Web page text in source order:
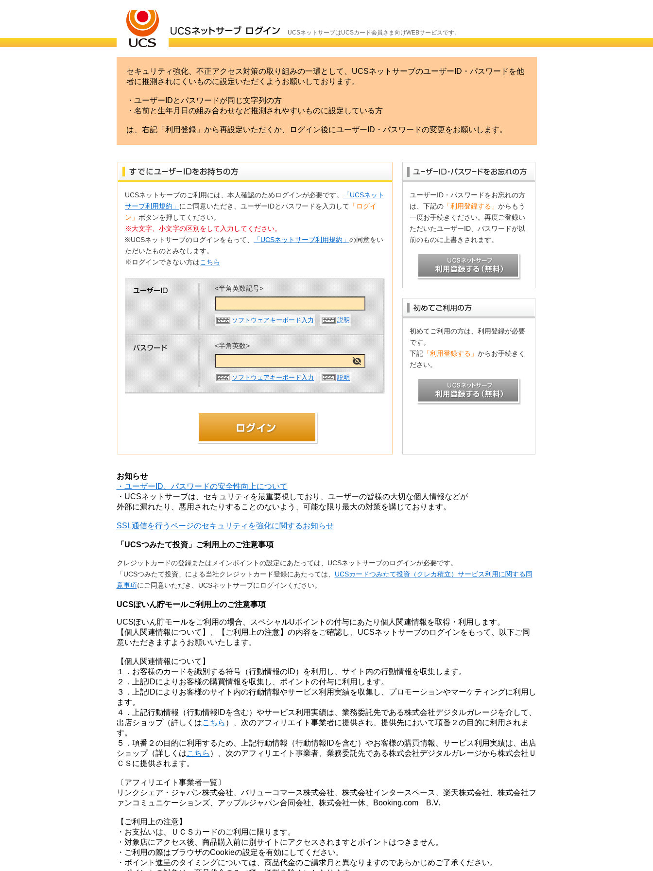
UCSネットサーブはUCSカード会員さま向けWEBサービスです。
セキュリティ強化、不正アクセス対策の取り組みの一環として、UCSネットサーブのユーザーID・パスワードを他
者に推測されにくいものに設定いただくようお願いしております。
・ユーザーIDとパスワードが同じ文字列の方
・名前と生年月日の組み合わせなど推測されやすいものに設定している方
は、右記「利用登録」から再設定いただくか、ログイン後にユーザーID・パスワードの変更をお願いします。
UCSネットサーブのご利用には、本人確認のためログインが必要です。
「UCSネット
サーブ利用規約」 にご同意いただき、ユーザーIDとパスワードを入力して 「ログイ
ン」 ボタンを押してください。
※大文字、小文字の区別をして入力してください。
※UCSネットサーブのログインをもって、
「UCSネットサーブ利用規約」 の同意をい
ただいたものとみなします。
※ログインできない方はこちら
<半角英数記号>
ソフトウェアキーボード入力 説明
<半角英数>
ソフトウェアキーボード入力 説明
ユーザーID・パスワードをお忘れの方
は、下記の 「利用登録する」 からもう
一度お手続きください。再度ご登録い
ただいたユーザーID、パスワードが以
前のものに上書きされます。
初めてご利用の方は、利用登録が必要
です。
下記 「利用登録する」 からお手続きく
ださい。
お知らせ
・ユーザーID、パスワードの安全性向上について
・UCSネットサーブは、セキュリティを最重要視しており、ユーザーの皆様の大切な個人情報などが
外部に漏れたり、悪用されたりすることのないよう、可能な限り最大の対策を講じております。
SSL通信を行うページのセキュリティを強化に関するお知らせ
「UCSつみたて投資」ご利用上のご注意事項
クレジットカードの登録またはメインポイントの設定にあたっては、UCSネットサーブのログインが必要です。
「UCSつみたて投資」による当社クレジットカード登録にあたっては、 UCSカードつみたて投資（クレカ積立）サービス利用に関する同
意事項にご同意いただき、UCSネットサーブにログインください。
UCSぽいん貯モールご利用上のご注意事項
UCSぽいん貯モールをご利用の場合、スペシャルUポイントの付与にあたり個人関連情報を取得・利用します。
【個人関連情報について】、【ご利用上の注意】の内容をご確認し、UCSネットサーブのログインをもって、以下ご同
意いただきますようお願いいたします。
【個人関連情報について】
１．お客様のカードを識別する符号（行動情報のID）を利用し、サイト内の行動情報を収集します。
２．上記IDによりお客様の購買情報を収集し、ポイントの付与に利用します。
３．上記IDによりお客様のサイト内の行動情報やサービス利用実績を収集し、プロモーションやマーケティングに利用し
ます。
４．上記行動情報（行動情報IDを含む）やサービス利用実績は、業務委託先である株式会社デジタルガレージを介して、
出店ショップ（詳しくはこちら ）、次のアフィリエイト事業者に提供され、提供先において項番２の目的に利用されま
す。
５．項番２の目的に利用するため、上記行動情報（行動情報IDを含む）やお客様の購買情報、サービス利用実績は、出店
ショップ（詳しくはこちら ）、次のアフィリエイト事業者、業務委託先である株式会社デジタルガレージから株式会社Ｕ
ＣＳに提供されます。
〔アフィリエイト事業者一覧〕
リンクシェア・ジャパン株式会社、バリューコマース株式会社、株式会社インタースペース、楽天株式会社、株式会社フ
ァンコミュニケーションズ、アップルジャパン合同会社、株式会社一休、Booking.com B.V.
【ご利用上の注意】
・お支払いは、ＵＣＳカードのご利用に限ります。
・対象店にアクセス後、商品購入前に別サイトにアクセスされますとポイントはつきません。
・ご利用の際はブラウザのCookieの設定を有効にしてください。
・ポイント進呈のタイミングについては、商品代金のご請求月と異なりますのであらかじめご了承ください。